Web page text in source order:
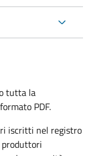
tutta la
PDF.
iscritti nel registro
produttori